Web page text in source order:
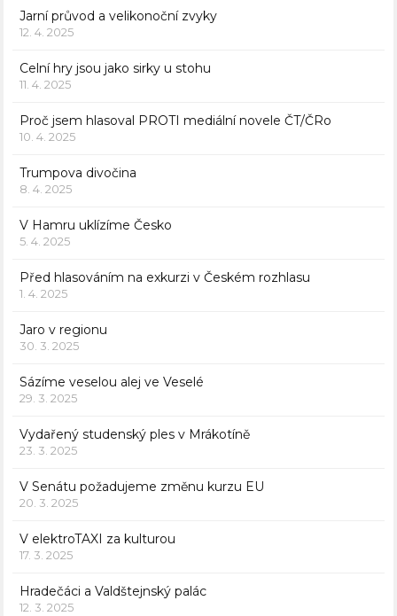
Jarní průvod a velikonoční zvyky
12. 4. 2025
Celní hry jsou jako sirky u stohu
11. 4. 2025
Proč jsem hlasoval PROTI mediální novele ČT/ČRo
10. 4. 2025
Trumpova divočina
8. 4. 2025
V Hamru uklízíme Česko
5. 4. 2025
Před hlasováním na exkurzi v Českém rozhlasu
1. 4. 2025
Jaro v regionu
30. 3. 2025
Sázíme veselou alej ve Veselé
29. 3. 2025
Vydařený studenský ples v Mrákotíně
23. 3. 2025
V Senátu požadujeme změnu kurzu EU
20. 3. 2025
V elektroTAXI za kulturou
17. 3. 2025
Hradečáci a Valdštejnský palác
12. 3. 2025